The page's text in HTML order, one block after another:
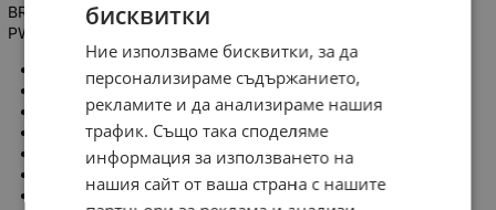
BROFIL 60Припойна тел; ТИНОЛ BROFIL 60 Sn60Pb40 FLUX
PW15 0.7мм. 100гр. IEC 61190-1-3 ROM1
Форма: припойна тел
Състав на сплавта: Sn60Pb40
Диаметър: 0.7mm
Маса: 0.1kg
Вид припой: оловни
Температура на топене: 190°C
бисквитки
Ние използваме бисквитки, за да
персонализираме съдържанието,
рекламите и да анализираме нашия
трафик. Също така споделяме
информация за използването на
нашия сайт от ваша страна с нашите